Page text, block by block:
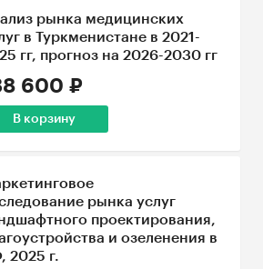
рынка медицинских
в Туркменистане в 2021-
гг, прогноз на 2026-2030 гг
600 ₽
В корзину
рынка услуг
проектирования,
и озеленения в
2025 г.